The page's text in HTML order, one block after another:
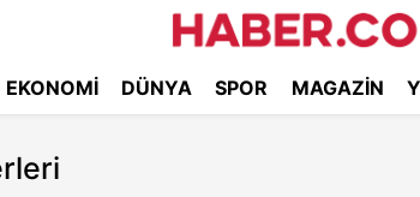
EKONOMI DÜNYA SPOR MAGAZIN